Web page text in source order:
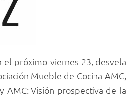
el próximo viernes 23, desvela
Mueble de Cocina AMC,
AMC: Visión prospectiva de la